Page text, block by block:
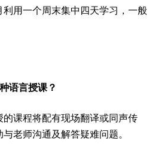
用一个周末集中四天学习，一般
语言授课？
课程将配有现场翻译或同声传
老师沟通及解答疑难问题。